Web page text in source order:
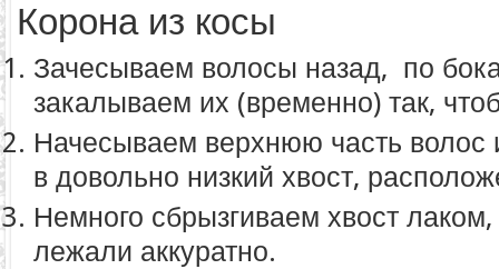
Корона из косы
Зачесываем волосы назад, по
закалываем их (временно) так,
Начесываем верхнюю часть волос
в довольно низкий хвост,
Немного сбрызгиваем хвост
лежали аккуратно.